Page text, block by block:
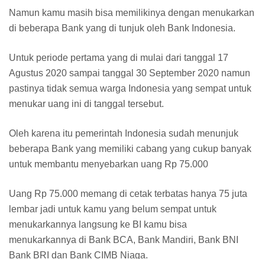
Namun kamu masih bisa memilikinya dengan menukarkan
di beberapa Bank yang di tunjuk oleh Bank Indonesia.
Untuk periode pertama yang di mulai dari tanggal 17
Agustus 2020 sampai tanggal 30 September 2020 namun
pastinya tidak semua warga Indonesia yang sempat untuk
menukar uang ini di tanggal tersebut.
Oleh karena itu pemerintah Indonesia sudah menunjuk
beberapa Bank yang memiliki cabang yang cukup banyak
untuk membantu menyebarkan uang Rp 75.000
Uang Rp 75.000 memang di cetak terbatas hanya 75 juta
lembar jadi untuk kamu yang belum sempat untuk
menukarkannya langsung ke BI kamu bisa
menukarkannya di Bank BCA, Bank Mandiri, Bank BNI
Bank BRI dan Bank CIMB Niaga.